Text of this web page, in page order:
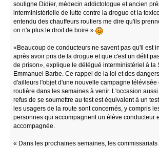
souligne Didier, médecin addictologue et ancien
interministérielle de lutte contre la drogue et la
entendu des chauffeurs routiers me dire qu'ils
on n'a plus le droit de boire.»
«Beaucoup de conducteurs ne savent pas qu'il est
après avoir pris de la drogue et que c'est un délit
de prison», explique le délégué interministériel à la
Emmanuel Barbe. Ce rappel de la loi et des
d'ailleurs l'objet d'une nouvelle campagne télévisée
routière dans les semaines à venir. L'occasion
refus de se soumettre au test est équivalent à un
les usagers de la route sont concernés, y compris
personnes qui accompagnent un élève conducteur
accompagnée.
« Dans les prochaines semaines, les